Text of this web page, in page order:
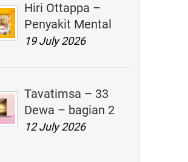
Hiri Ottappa –
Penyakit Mental
19 July 2026
Tavatimsa – 33
Dewa – bagian 2
12 July 2026